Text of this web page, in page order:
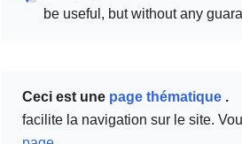
be useful, but without any
Ceci est une page thématique .
facilite la navigation sur le site.